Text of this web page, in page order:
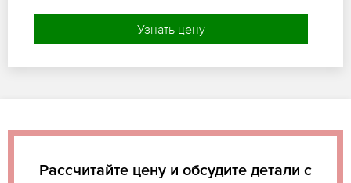
Узнать цену
Рассчитайте цену и обсудите детали с